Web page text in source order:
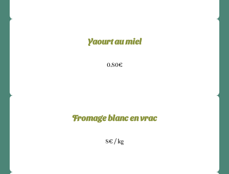
Yaourt au miel
0,80€
Fromage blanc en vrac
8€ / kg